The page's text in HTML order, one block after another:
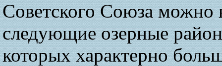
Советского Союза можно
следующие озерные
которых характерно